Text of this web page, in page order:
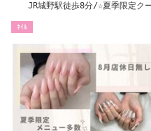
JR城野駅徒歩8分/☆夏季限定ク
ﾈｲﾙ